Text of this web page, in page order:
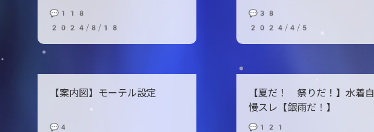
💬118
2024/8/18
💬38
2024/4/5
【案内図】モーテル設定
💬4
【夏だ！ 祭りだ！】水着自
慢スレ【銀雨だ！】
💬121